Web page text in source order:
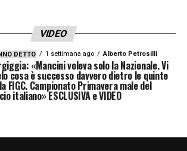
con Amazon per il
B. Sono sicuro che il
a portare avanti tutto
sicuro che la B in futuro potrà
percorso importante e non
che in B i giovani italiani
nella nazionale maggiore».
VIDEO
DETTO 1 settimana ago Alberto Petrosilli
«Mancini voleva solo la Nazionale. Vi
cosa è successo davvero dietro le quinte
FIGC. Campionato Primavera male del
italiano» ESCLUSIVA e VIDEO